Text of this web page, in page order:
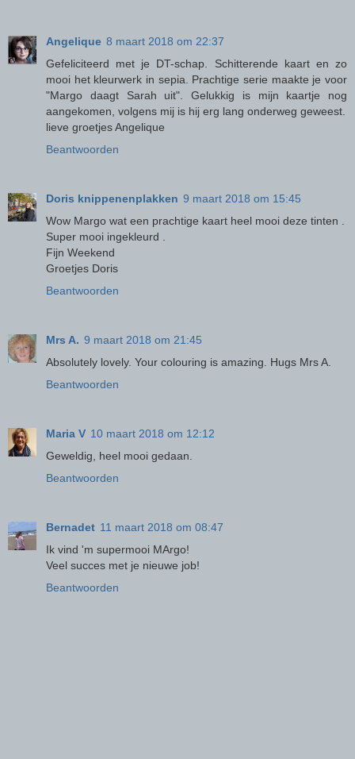
Angelique 8 maart 2018 om 22:37
Gefeliciteerd met je DT-schap. Schitterende kaart en zo
mooi het kleurwerk in sepia. Prachtige serie maakte je voor
"Margo daagt Sarah uit". Gelukkig is mijn kaartje nog
aangekomen, volgens mij is hij erg lang onderweg geweest.
lieve groetjes Angelique
Beantwoorden
Doris knippenenplakken 9 maart 2018 om 15:45
Wow Margo wat een prachtige kaart heel mooi deze tinten .
Super mooi ingekleurd .
Fijn Weekend
Groetjes Doris
Beantwoorden
Mrs A. 9 maart 2018 om 21:45
Absolutely lovely. Your colouring is amazing. Hugs Mrs A.
Beantwoorden
Maria V 10 maart 2018 om 12:12
Geweldig, heel mooi gedaan.
Beantwoorden
Bernadet 11 maart 2018 om 08:47
Ik vind 'm supermooi MArgo!
Veel succes met je nieuwe job!
Beantwoorden